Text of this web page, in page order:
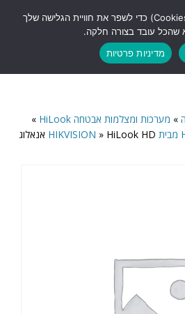
» מערכות ומצלמות אבטחה HiLook
»
»
HiLook HD אנאלוג
אנחנו משתמשים בעוגיות (Cookies) כדי לשפר את חוויית הגלישה שלך
שהכל עובד בצורה חלקה.
מדיניות פרטיות